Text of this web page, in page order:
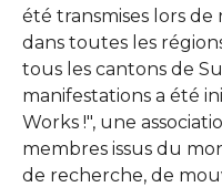
été transmises lors
dans toutes les
tous les cantons de
manifestations a été
Works !", une
membres issus du
de recherche, de